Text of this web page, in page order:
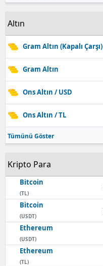
Altın
Gram Altın (Kapalı Çarşı)
Gram Altın
Ons Altın / USD
Ons Altın / TL
Tümünü Göster
Kripto Para
Bitcoin
(TL)
Bitcoin
(USDT)
Ethereum
(USDT)
Ethereum
(TL)